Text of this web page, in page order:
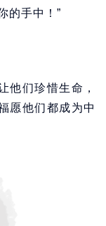
的手中！”
他们珍惜生命，
愿他们都成为中